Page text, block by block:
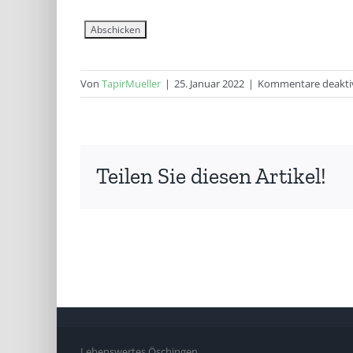
Von TapirMueller | 25. Januar 2022 | Kommentare
Teilen Sie diesen Artikel!